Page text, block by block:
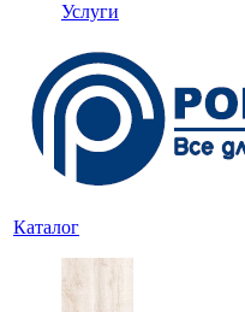
Услуги
Каталог